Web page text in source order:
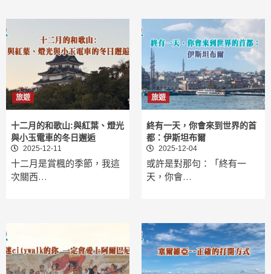
旅遊
十二月的和歌山:與紅葉、燈光
與小玉電車的冬日邂逅
2025-12-11
十二月是賞楓的季節，我這
次關西…
旅遊
終有一天，你會來到世界的首
都：伊斯坦布爾
2025-12-04
或許是對那句：「終有一
天，你會…